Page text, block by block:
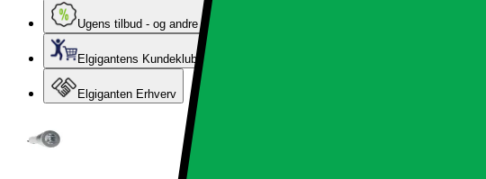
Ugens tilbud - og andre gode priser
Elgigantens Kundeklub
Elgiganten Erhverv